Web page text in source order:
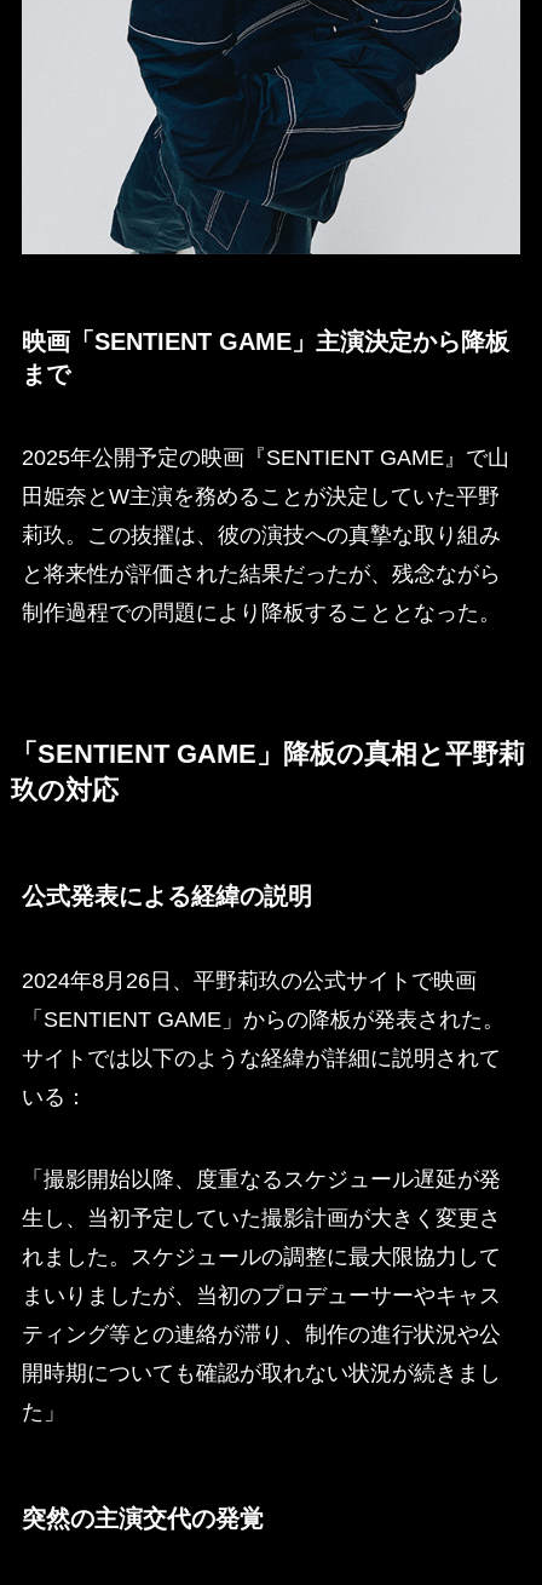
映画「SENTIENT GAME」主演決定から降板
まで
2025年公開予定の映画『SENTIENT GAME』で山
田姫奈とW主演を務めることが決定していた平野
莉玖。この抜擢は、彼の演技への真摯な取り組み
と将来性が評価された結果だったが、残念ながら
制作過程での問題により降板することとなった。
「SENTIENT GAME」降板の真相と平野莉
玖の対応
公式発表による経緯の説明
2024年8月26日、平野莉玖の公式サイトで映画
「SENTIENT GAME」からの降板が発表された。
サイトでは以下のような経緯が詳細に説明されて
いる：
「撮影開始以降、度重なるスケジュール遅延が発
生し、当初予定していた撮影計画が大きく変更さ
れました。スケジュールの調整に最大限協力して
まいりましたが、当初のプロデューサーやキャス
ティング等との連絡が滞り、制作の進行状況や公
開時期についても確認が取れない状況が続きまし
た」
突然の主演交代の発覚